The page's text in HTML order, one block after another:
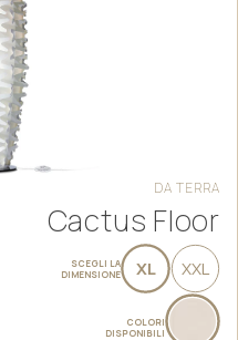
DA TERRA
Cactus Floor
SCEGLI LA
DIMENSIONE
XL XXL
COLORI
DISPONIBILI